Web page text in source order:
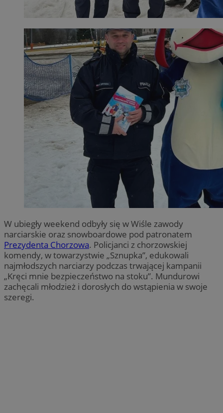
W ubiegły weekend odbyły się w Wiśle zawody
narciarskie oraz snowboardowe pod patronatem
Prezydenta Chorzowa. Policjanci z chorzowskiej
komendy, w towarzystwie „Sznupka”, edukowali
najmłodszych narciarzy podczas trwającej kampanii
„Kręci mnie bezpieczeństwo na stoku”. Mundurowi
zachęcali młodzież i dorosłych do wstąpienia w swoje
szeregi.